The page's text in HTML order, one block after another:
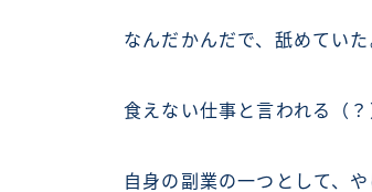
なんだかんだで、舐めてい
食えない仕事と言われる（
自身の副業の一つとして、